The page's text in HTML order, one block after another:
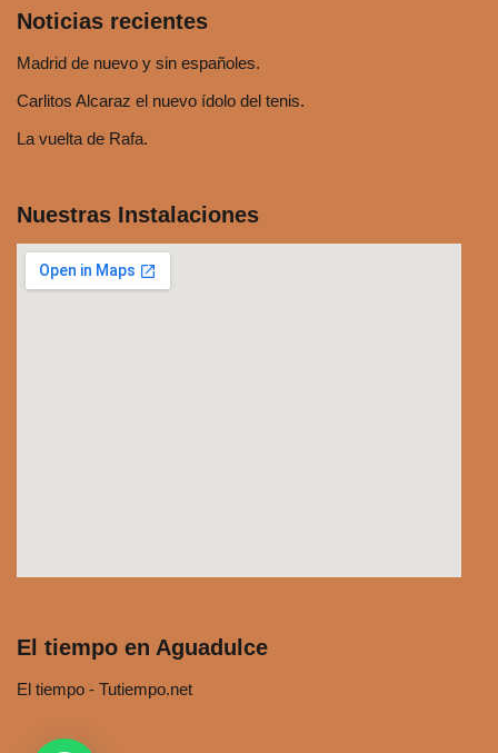
Noticias recientes
Madrid de nuevo y sin españoles.
Carlitos Alcaraz el nuevo ídolo del tenis.
La vuelta de Rafa.
Nuestras Instalaciones
El tiempo en Aguadulce
El tiempo - Tutiempo.net